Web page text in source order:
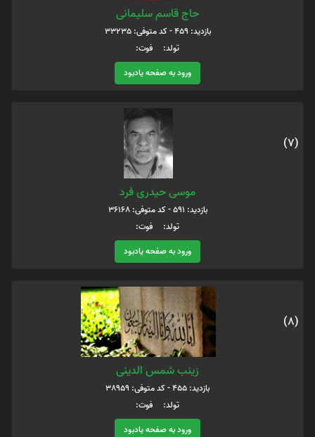
حاج قاسم سلیمانی
بازدید: 459 - کد متوفی: 33235
تولد: فوت:
ورود به صفحه یادبود
(7)
موسی حیدری فرد
بازدید: 591 - کد متوفی: 36168
تولد: فوت:
ورود به صفحه یادبود
(8)
زینب شمس الدینی
بازدید: 455 - کد متوفی: 38959
تولد: فوت:
ورود به صفحه یادبود